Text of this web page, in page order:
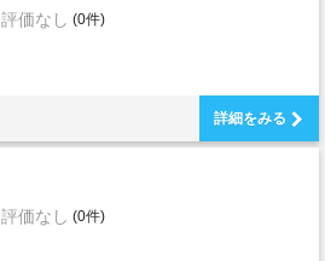
評価なし (0件)
詳細をみる
評価なし (0件)